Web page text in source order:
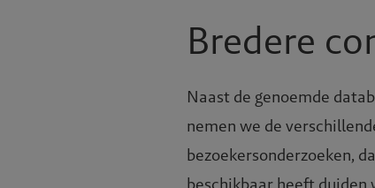
Bredere
Naast de genoemde
nemen we de
bezoekersonderzoeken,